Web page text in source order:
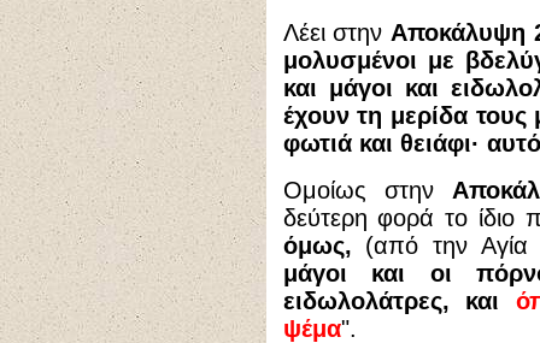
Λέει στην Αποκάλυψη
μολυσμένοι με
και μάγοι και
έχουν τη μερίδα τους
φωτιά και θειάφι·
Ομοίως στην
δεύτερη φορά το ίδιο
όμως, (από την
μάγοι και οι
ειδωλολάτρες, και
ψέμα".